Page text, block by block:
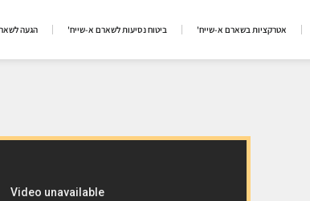
אטרקציות בשארם א-שייח' ביטוח נסיעות לשארם א-שייח' הגעה